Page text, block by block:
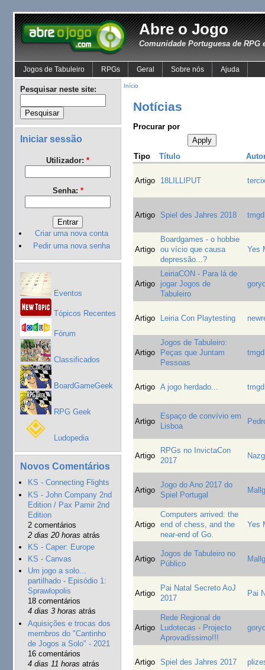
Abre o Jogo
Comunidade Portuguesa de RPG
Jogos de Tabuleiro RPGs Geral Sobre nós Ajuda
Pesquisar neste site:
Iniciar sessão
Utilizador: *
Senha: *
Criar uma nova conta
Pedir uma nova senha
Eventos
Tópicos Recentes
Fórum
Classificados
BoardGameGeek
RPG Geek
Ludopedia
Novos Comentários
KS - Connecting Flights
KS - John Company 2nd
Edition / Pax Pamir 2nd
Edition
2 comentários
2 dias 20 horas atrás
KS - Caper: Europe
KS - Canvas
Um jogo a solo...
partilhado - Episódio 1:
Sprawlopolis
18 comentários
4 dias 3 horas atrás
Aquisições e trocas dos
membros do "Cantinho
de Jogos a Solo" - 2021
16 comentários
4 dias 11 horas atrás
Início
Notícias
Procurar por
Tipo Título
Artigo 18LILLIPUT
Artigo Spiel des Jahres 2018 tmgd
Artigo
Boardgames - o hobbie
ou vício que causa
depressão...?
Yes
Artigo
LeiriaCON - Para lá de
jogar Jogos de
Tabuleiro
Artigo Leiria Con Playtesting
Artigo
Jogos de Tabuleiro:
Peças que Juntam
Pessoas
tmgd
Artigo A jogo herdado... tmgd
Artigo
Espaço de convívio em
Lisboa
Artigo
RPGs no InvictaCon
2017
Artigo
Jogo do Ano 2017 do
Spiel Portugal
Artigo
Computers arrived: the
end of chess, and the
near-end of Go.
Yes
Artigo
Jogos de Tabuleiro no
Público
Artigo
Pai Natal Secreto AoJ
2017
Pai
Artigo
Rede Regional de
Ludotecas - Projecto
Aprovadíssimo!!!
Artigo Spiel des Jahres 2017